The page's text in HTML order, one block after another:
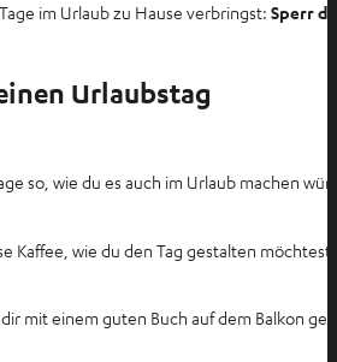
im Urlaub zu Hause verbringst: Sperr
Urlaubstag
so, wie du es auch im Urlaub machen
Kaffee, wie du den Tag gestalten
mit einem guten Buch auf dem Balkon